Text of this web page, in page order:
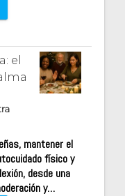
el
mantener el
físico y
desde una
y…